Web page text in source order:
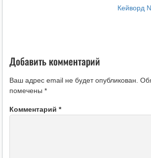
Кейворд
Добавить комментарий
Ваш адрес email не будет опубликован.
помечены *
Комментарий *